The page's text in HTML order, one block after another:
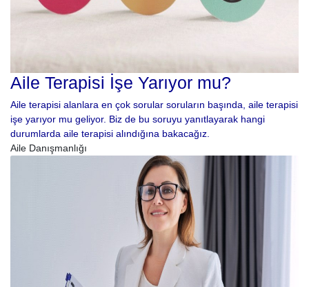
Aile Terapisi İşe Yarıyor mu?
Aile terapisi alanlara en çok sorular soruların başında, aile terapisi
işe yarıyor mu geliyor. Biz de bu soruyu yanıtlayarak hangi
durumlarda aile terapisi alındığına bakacağız.
Aile Danışmanlığı